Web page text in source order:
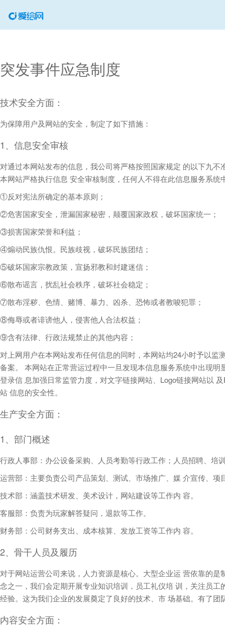
突发事件应急制度
技术安全方面：
为保障用户及网站的安全，制定了如下措施：
1、信息安全审核
对通过本网站发布的信息，我公司将严格按照国家规定 的以下九
本网站严格执行信息 安全审核制度，任何人不得在此信息服务系统
①反对宪法所确定的基本原则；
②危害国家安全，泄漏国家秘密，颠覆国家政权，破坏国家统一；
③损害国家荣誉和利益；
④煽动民族仇恨。民族歧视，破坏民族团结；
⑤破坏国家宗教政策，宣扬邪教和封建迷信；
⑥散布谣言，扰乱社会秩序，破坏社会稳定；
⑦散布淫秽、色情、赌博、暴力、凶杀、恐怖或者教唆犯罪；
⑧侮辱或者诽谤他人，侵害他人合法权益；
⑨含有法律、行政法规禁止的其他内容；
对上网用户在本网站发布任何信息的同时，本网站均24小时予以
备案。 本网站在正常营运过程中一旦发现本信息服务系统中出现
登录信 息加强日常监管力度，对文字链接网站、Logo链接网站以
站 信息的安全性。
生产安全方面：
1、部门概述
行政人事部：办公设备采购、人员考勤等行政工作；人员招聘、培
运营部：主要负责公司产品策划、测试、市场推广、媒 介宣传、项
技术部：涵盖技术研发、美术设计，网站建设等工作内 容。
客服部：负责为玩家解答疑问，退款等工作。
财务部：公司财务支出、成本核算、发放工资等工作内 容。
2、骨干人员及履历
对于网站运营公司来说，人力资源是核心。大型企业运 营依靠的
念之一，我们会定期开展专业知识培训，员工礼仪培 训，关注员
经验。这为我们企业的发展奠定了良好的技术、市 场基础。有了
内容安全方面：